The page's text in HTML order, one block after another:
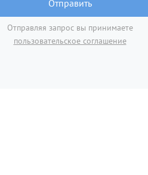
Отправить
Отправляя запрос вы принимаете
пользовательское соглашение